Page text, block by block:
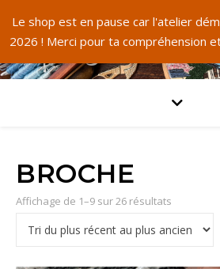
Le shop est en pause car l'atelier
2026 ! Merci pour ta compréhension
BROCHE
Affichage de 1–9 sur 26 résultats